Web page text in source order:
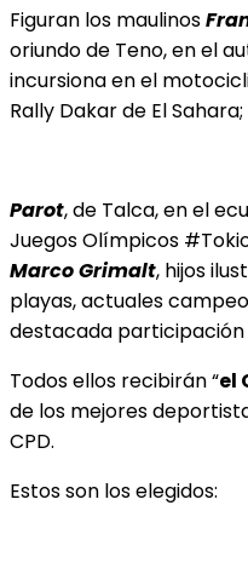
Figuran los maulinos
oriundo de Teno, en el
incursiona en el
Rally Dakar de El Sahara;
Parot, de Talca, en el
Juegos Olímpicos
Marco Grimalt, hijos
playas, actuales
destacada participación
Todos ellos recibirán “el
de los mejores
CPD.
Estos son los elegidos: